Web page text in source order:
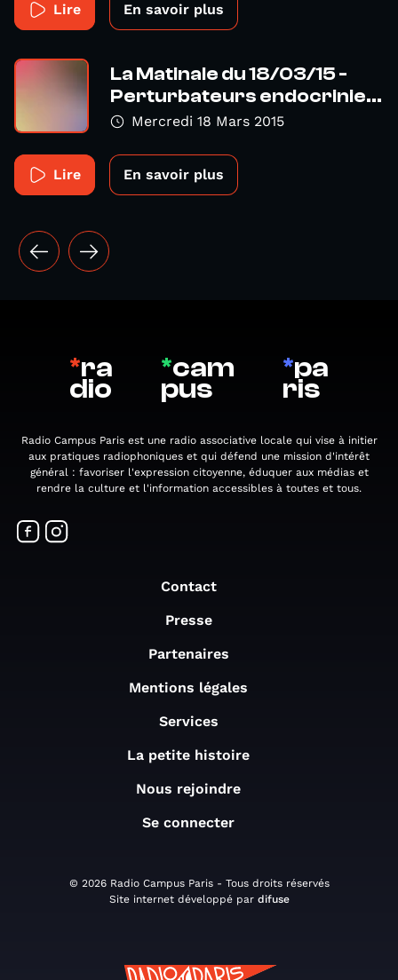
Lire En savoir plus
La Matinale du 18/03/15 -
Perturbateurs endocrinie...
Mercredi 18 Mars 2015
Lire En savoir plus
*ra
dio
*cam
pus
*pa
ris
Radio Campus Paris est une radio associative locale qui vise à initier
aux pratiques radiophoniques et qui défend une mission d'intérêt
général : favoriser l'expression citoyenne, éduquer aux médias et
rendre la culture et l'information accessibles à toutes et tous.
Contact
Presse
Partenaires
Mentions légales
Services
La petite histoire
Nous rejoindre
Se connecter
© 2026 Radio Campus Paris - Tous droits réservés
Site internet développé par difuse